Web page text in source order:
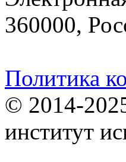
360000,
Политика
© 2014-
институт